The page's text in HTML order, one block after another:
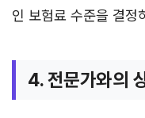
인 보험료 수준을 결정
4. 전문가와의